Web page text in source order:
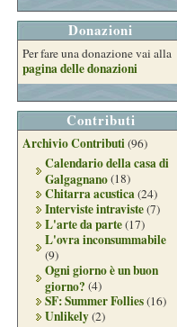
Donazioni
Per fare una donazione vai alla
pagina delle donazioni
Contributi
Archivio Contributi(96)
Calendario della casa di
Galgagnano(18)
Chitarra acustica(24)
Interviste intraviste(7)
L'arte da parte(17)
L'ovra inconsummabile
(9)
Ogni giorno è un buon
giorno? (4)
SF: Summer Follies(16)
Unlikely(2)